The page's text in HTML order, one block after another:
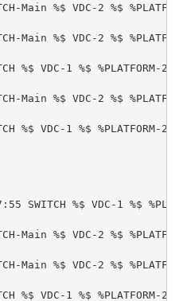
Main %$ VDC-2 %$
Main %$ VDC-2 %$
%$ VDC-1 %$
Main %$ VDC-2 %$
%$ VDC-1 %$ %PLATFORM-
SWITCH %$ VDC-1 %$
Main %$ VDC-2 %$
Main %$ VDC-2 %$
%$ VDC-1 %$